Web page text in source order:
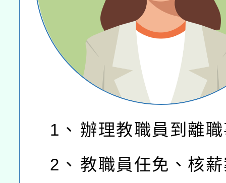
1、 辦理教職員到離
2、 教職員任免、核